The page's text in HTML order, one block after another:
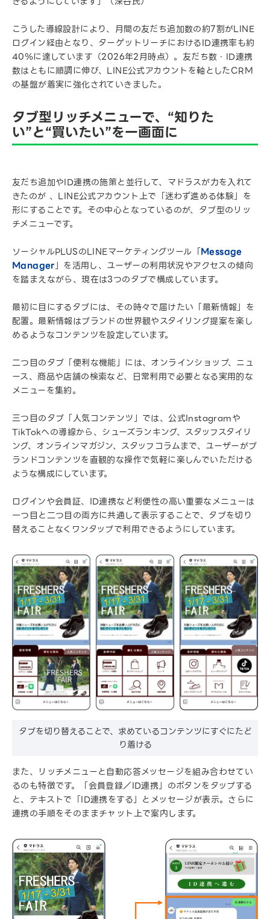
こうした導線設計により、月間の友だち追加数の約7割がLINE
ログイン経由となり、ターゲットリーチにおけるID連携率も約
40％に達しています（2026年2月時点）。友だち数・ID連携
数はともに順調に伸び、LINE公式アカウントを軸としたCRM
の基盤が着実に強化されていきました。
タブ型リッチメニューで、“知りた
い”と“買いたい”を一画面に
友だち追加やID連携の施策と並行して、マドラスが力を入れて
きたのが 、LINE公式アカウント上で「迷わず進める体験」を
形にすることです。その中心となっているのが、タブ型のリッ
チメニューです。
ソーシャルPLUSのLINEマーケティングツール「Message
Manager」を活用し、ユーザーの利用状況やアクセスの傾向
を踏まえながら、現在は3つのタブで構成しています。
最初に目にするタブには、その時々で届けたい「最新情報」を
配置。最新情報はブランドの世界観やスタイリング提案を楽し
めるようなコンテンツを設定しています。
二つ目のタブ「便利な機能」には、オンラインショップ、ニュ
ース、商品や店舗の検索など、日常利用で必要となる実用的な
メニューを集約。
三つ目のタブ「人気コンテンツ」では、公式Instagramや
TikTokへの導線から、シューズランキング、スタッフスタイリ
ング、オンラインマガジン、スタッフコラムまで、ユーザーがブ
ランドコンテンツを直観的な操作で気軽に楽しんでいただける
ような構成にしています。
ログインや会員証、ID連携など利便性の高い重要なメニューは
一つ目と二つ目の両方に共通して表示することで、タブを切り
替えることなくワンタップで利用できるようにしています。
タブを切り替えることで、求めているコンテンツにすぐにたど
り着ける
また、リッチメニューと自動応答メッセージを組み合わせてい
るのも特徴です。「会員登録／ID連携」のボタンをタップする
と、テキストで「ID連携をする」とメッセージが表示。さらに
連携の手順をそのままチャット上で案内します。